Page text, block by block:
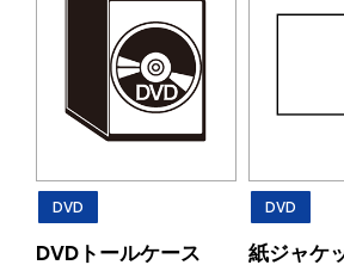
DVD
DVDトールケース
DVD
紙ジャケ